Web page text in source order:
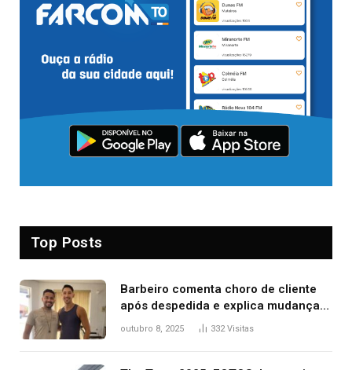
Top Posts
Barbeiro comenta choro de cliente
após despedida e explica mudança
para o TO: ‘Não esperava atingir
outubro 8, 2025 332Visitas